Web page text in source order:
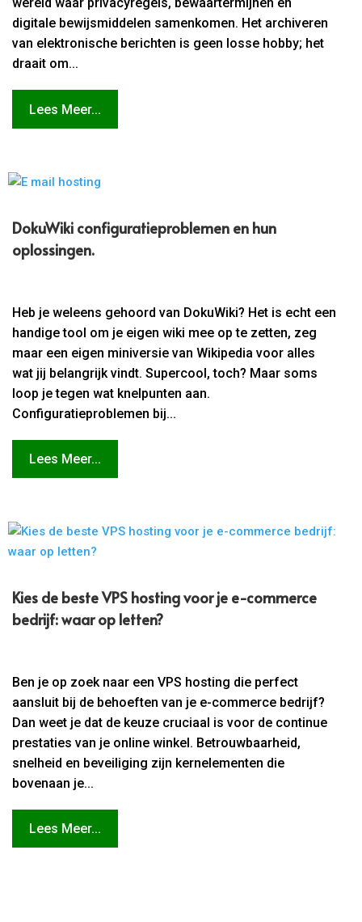
wereld waar privacyregels, bewaartermijnen en
digitale bewijsmiddelen samenkomen. Het archiveren
van elektronische berichten is geen losse hobby; het
draait om...
Lees Meer...
DokuWiki configuratieproblemen en hun
oplossingen.​
Heb je weleens gehoord van DokuWiki? Het is echt een
handige tool om je eigen wiki mee op te zetten, zeg
maar een eigen miniversie van Wikipedia voor alles
wat jij belangrijk vindt. Supercool, toch? Maar soms
loop je tegen wat knelpunten aan.
Configuratieproblemen bij...
Lees Meer...
Kies de beste VPS hosting voor je e-commerce
bedrijf: waar op letten?
Ben je op zoek naar een VPS hosting die perfect
aansluit bij de behoeften van je e-commerce bedrijf?
Dan weet je dat de keuze cruciaal is voor de continue
prestaties van je online winkel. Betrouwbaarheid,
snelheid en beveiliging zijn kernelementen die
bovenaan je...
Lees Meer...